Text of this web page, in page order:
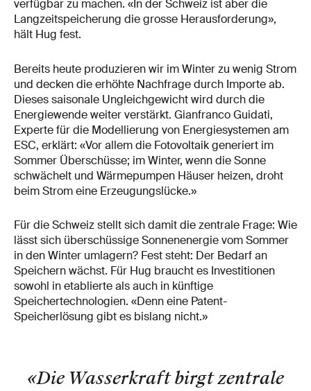
verfügbar zu machen. «In der Schweiz ist aber die
Langzeitspeicherung die grosse Herausforderung»,
hält Hug fest.
Bereits heute produzieren wir im Winter zu wenig Strom
und decken die erhöhte Nachfrage durch Importe ab.
Dieses saisonale Ungleichgewicht wird durch die
Energiewende weiter verstärkt. Gianfranco Guidati,
Experte für die Modellierung von Energiesystemen am
ESC, erklärt: «Vor allem die Fotovoltaik generiert im
Sommer Überschüsse; im Winter, wenn die Sonne
schwächelt und Wärmepumpen Häuser heizen, droht
beim Strom eine Erzeugungslücke.»
Für die Schweiz stellt sich damit die zentrale Frage: Wie
lässt sich überschüssige Sonnenenergie vom Sommer
in den Winter umlagern? Fest steht: Der Bedarf an
Speichern wächst. Für Hug braucht es Investitionen
sowohl in etablierte als auch in künftige
Speichertechnologien. «Denn eine Patent-
Speicherlösung gibt es bislang nicht.»
«Die Wasserkraft birgt zentrale